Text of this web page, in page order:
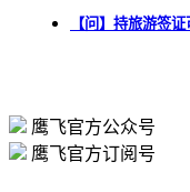
【问】持旅游签
鹰飞官方公众号
鹰飞官方订阅号